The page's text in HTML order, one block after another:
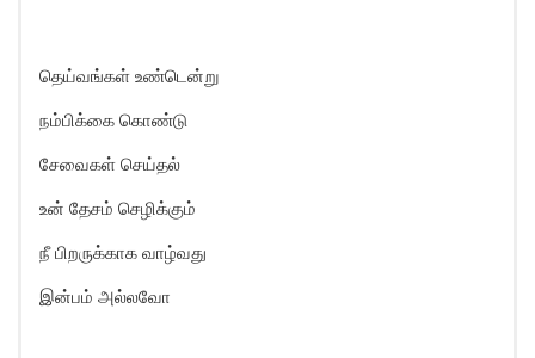
தெய்வங்கள் உண்டென்று
நம்பிக்கை கொண்டு
சேவைகள் செய்தல்
உன் தேசம் செழிக்கும்
நீ பிறருக்காக வாழ்வது
இன்பம் அல்லவோ